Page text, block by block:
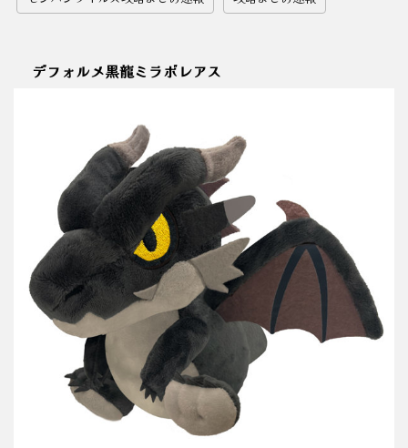
デフォルメ黒龍ミラボレアス